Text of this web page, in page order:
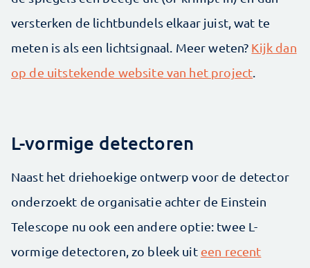
versterken de lichtbundels elkaar juist, wat te
meten is als een lichtsignaal. Meer weten? Kijk dan
op de uitstekende website van het project
L-vormige detectoren
Naast het driehoekige ontwerp voor de detector
onderzoekt de organisatie achter de Einstein
Telescope nu ook een andere optie: twee L-
vormige detectoren, zo bleek uit een recent